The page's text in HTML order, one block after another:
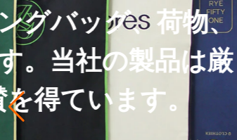
ウッドハン
などを生産